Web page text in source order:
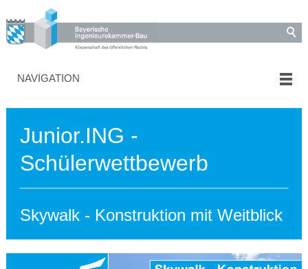
NAVIGATION
Junior.ING -
Schülerwettbewerb
Skywalk - Konstruktion mit Weitblick